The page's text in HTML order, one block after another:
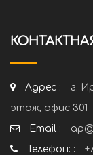
Адрес :
г.
этаж, офис 301
Email :
Телефон: :